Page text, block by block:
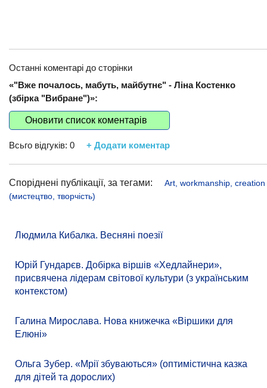
Останні коментарі до сторінки
«"Вже почалось, мабуть, майбутнє" - Ліна Костенко
(збірка "Вибране")»:
Оновити список коментарів
Всьго відгуків: 0 + Додати коментар
Споріднені публікації, за тегами:
Art, workmanship, creation
(мистецтво, творчість)
Людмила Кибалка. Весняні поезії
Юрій Гундарєв. Добірка віршів «Хедлайнери»,
присвячена лідерам світової культури (з українським
контекстом)
Галина Мирослава. Нова книжечка «Віршики для
Елюні»
Ольга Зубер. «Мрії збуваються» (оптимістична казка
для дітей та дорослих)